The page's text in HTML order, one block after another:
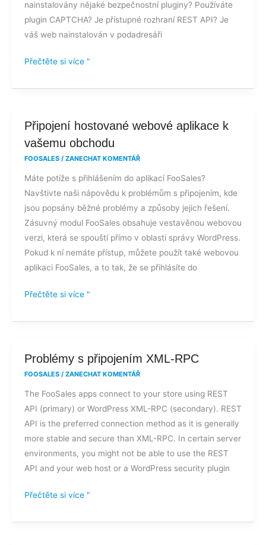
nainstalovány nějaké bezpečnostní pluginy? Používáte
plugin CAPTCHA? Je přístupné rozhraní REST API? Je
váš web nainstalován v podadresáři
Přečtěte si více "
Připojení hostované webové aplikace k
vašemu obchodu
FOOSALES / ZANECHAT KOMENTÁŘ
Máte potíže s přihlášením do aplikací FooSales?
Navštivte naši nápovědu k problémům s připojením, kde
jsou popsány běžné problémy a způsoby jejich řešení.
Zásuvný modul FooSales obsahuje vestavěnou webovou
verzi, která se spouští přímo v oblasti správy WordPress.
Pokud k ní nemáte přístup, můžete použít také webovou
aplikaci FooSales, a to tak, že se přihlásíte do
Připojení
hostované
k
vašemu
obchodu
Přečtěte si více "
Problémy s připojením XML-RPC
FOOSALES / ZANECHAT KOMENTÁŘ
The FooSales apps connect to your store using REST
API (primary) or WordPress XML-RPC (secondary). REST
API is the preferred connection method as it is generally
more stable and secure than XML-RPC. In certain server
environments, you might not be able to use the REST
API and your web host or a WordPress security plugin
Problémy
s
Přečtěte si více "